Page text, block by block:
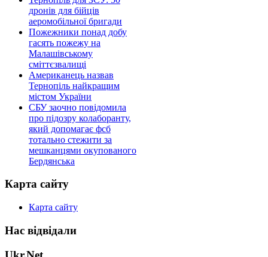
дронів для бійців
аеромобільної бригади
Пожежники понад добу
гасять пожежу на
Малашівському
сміттєзвалищі
Американець назвав
Тернопіль найкращим
містом України
СБУ заочно повідомила
про підозру колаборанту,
який допомагає фсб
тотально стежити за
мешканцями окупованого
Бердянська
Карта сайту
Карта сайту
Нас відвідали